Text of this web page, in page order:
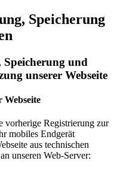
Speicherung
und
unserer Webseite
Webseite
vorherige Registrierung zur
mobiles Endgerät
aus technischen
unseren Web-Server: